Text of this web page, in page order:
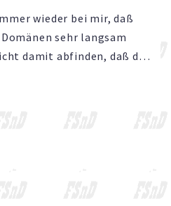
wieder bei mir, daß
sehr langsam
damit abfinden, daß die
bin also hergegangen